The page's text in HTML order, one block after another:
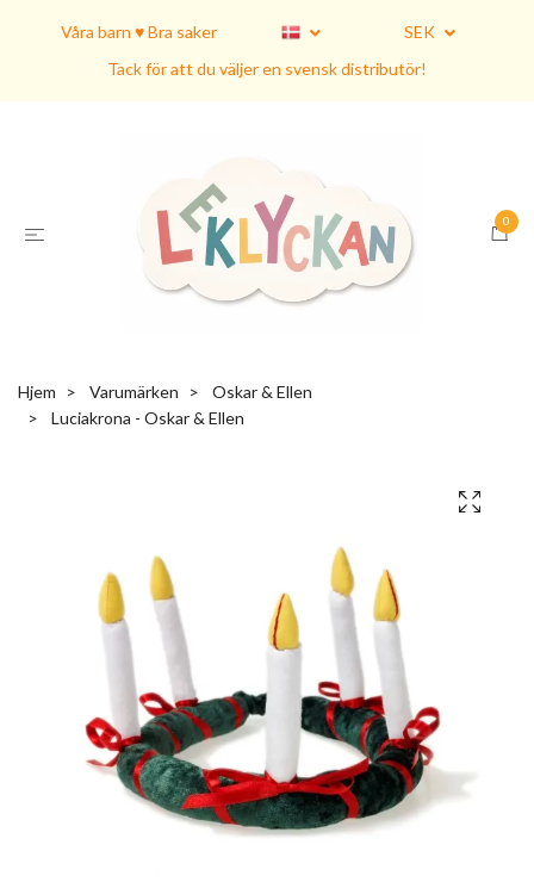
Våra barn ♥ Bra saker
SEK
Tack för att du väljer en svensk distributör!
0
Hjem Varumärken
Oskar & Ellen
Luciakrona - Oskar & Ellen